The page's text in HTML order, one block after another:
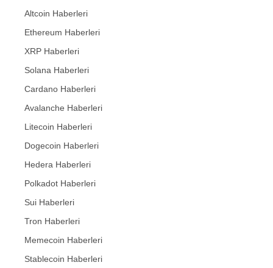
Altcoin Haberleri
Ethereum Haberleri
XRP Haberleri
Solana Haberleri
Cardano Haberleri
Avalanche Haberleri
Litecoin Haberleri
Dogecoin Haberleri
Hedera Haberleri
Polkadot Haberleri
Sui Haberleri
Tron Haberleri
Memecoin Haberleri
Stablecoin Haberleri